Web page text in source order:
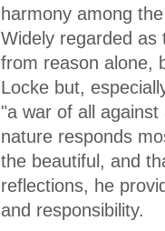
harmony among
Widely regarded
from reason alone,
Locke but,
"a war of all
nature responds
the beautiful, and
reflections, he
and responsibility.